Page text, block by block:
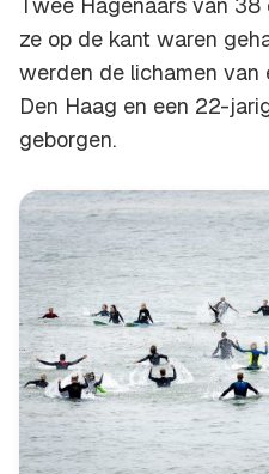
Twee Hagenaars van
ze op de kant waren
werden de lichamen
Den Haag en een 22-
geborgen.